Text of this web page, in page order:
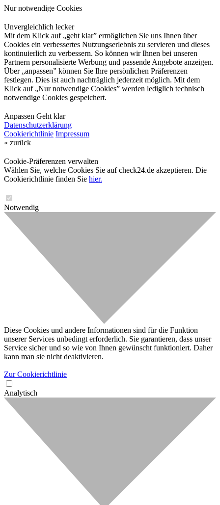
Nur notwendige Cookies
Unvergleichlich lecker
Mit dem Klick auf „geht klar” ermöglichen Sie uns Ihnen über
Cookies ein verbessertes Nutzungserlebnis zu servieren und dieses
kontinuierlich zu verbessern. So können wir Ihnen bei unseren
Partnern personalisierte Werbung und passende Angebote anzeigen.
Über „anpassen” können Sie Ihre persönlichen Präferenzen
festlegen. Dies ist auch nachträglich jederzeit möglich. Mit dem
Klick auf „Nur notwendige Cookies” werden lediglich technisch
notwendige Cookies gespeichert.
Anpassen Geht klar
Datenschutzerklärung
Cookierichtlinie Impressum
« zurück
Cookie-Präferenzen verwalten
Wählen Sie, welche Cookies Sie auf check24.de akzeptieren. Die
Cookierichtlinie finden Sie hier.
Notwendig
Diese Cookies und andere Informationen sind für die Funktion
unserer Services unbedingt erforderlich. Sie garantieren, dass unser
Service sicher und so wie von Ihnen gewünscht funktioniert. Daher
kann man sie nicht deaktivieren.
Zur Cookierichtlinie
Analytisch